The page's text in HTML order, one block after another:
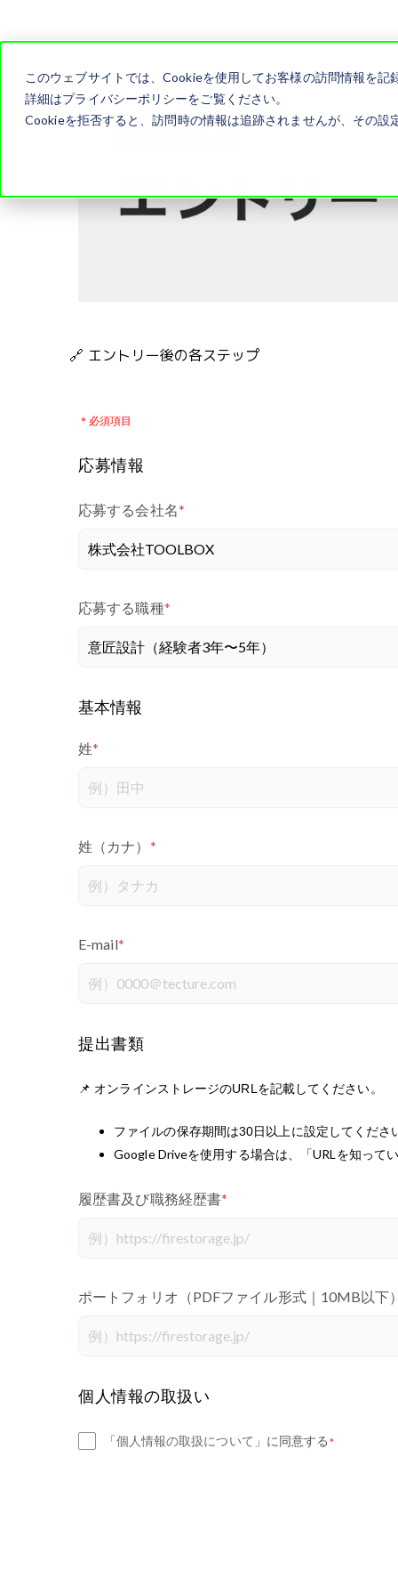
このウェブサイトでは、Cookieを使用してお客様の訪問情報を
詳細はプライバシーポリシーをご覧ください。
Cookieを拒否すると、訪問時の情報は追跡されませんが、その
🔗 エントリー後の各ステップ
＊必須項目
応募情報
応募する会社名*
応募する職種*
基本情報
姓*
姓（カナ） *
E-mail*
提出書類
📌 オンラインストレージのURLを記載してください。
ファイルの保存期間は30日以上に設定してくださ
Google Driveを使用する場合は、「URLを知って
履歴書及び職務経歴書*
ポートフォリオ（PDFファイル形式｜10MB以下
個人情報の取扱い
「個人情報の取扱について 」に同意する*